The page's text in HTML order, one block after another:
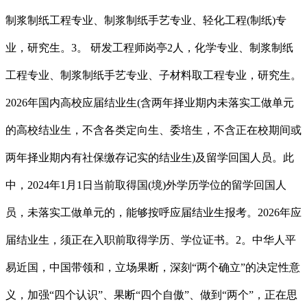
制浆制纸工程专业、制浆制纸手艺专业、轻化工程(制纸)专
业，研究生。3。 研发工程师岗亭2人，化学专业、制浆制纸
工程专业、制浆制纸手艺专业、子材料取工程专业，研究生。
2026年国内高校应届结业生(含两年择业期内未落实工做单元
的高校结业生，不含各类定向生、委培生，不含正在校期间或
两年择业期内有社保缴存记实的结业生)及留学回国人员。此
中，2024年1月1日当前取得国(境)外学历学位的留学回国人
员，未落实工做单元的，能够按呼应届结业生报考。2026年应
届结业生，须正在入职前取得学历、学位证书。2。中华人平
易近国，中国带领和，立场果断，深刻“两个确立”的决定性意
义，加强“四个认识”、果断“四个自傲”、做到“两个”，正在思